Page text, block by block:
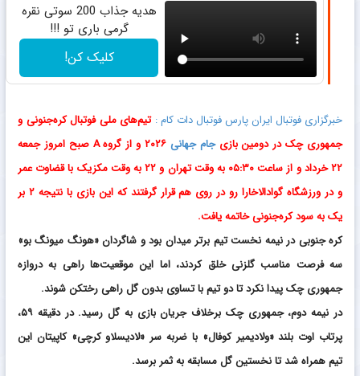
هدیه جذاب 200 سوتی نقره
گرمی باری تو !!!
کلیک کن!
خبرگزاری فوتبال ایران پارس فوتبال دات کام : تیم‌های ملی فوتبال کره‌جنونی و
جمهوری چک در دومین بازیجام جهانی
۲۰۲۶ و از گروه A صبح امروز جمعه
۲۲ خرداد و از ساعت ۰۵:۳۰ به وقت تهران و ۲۲ به وقت مکزیک با قضاوت عمر
و در ورزشگاه گوادالاخارا رو در روی هم قرار گرفتند که این بازی با نتیجه ۲ بر
یک به سود کره‌جنونی خاتمه یافت.
کره جنوبی در نیمه نخست تیم برتر میدان بود و شاگردان «هونگ میونگ بو»
سه فرصت مناسب گلزنی خلق کردند، اما این موقعیت‌ها راهی به دروازه
جمهوری چک پیدا نکرد تا دو تیم با تساوی بدون گل راهی رختکن شوند.
در نیمه دوم، جمهوری چک برخلاف جریان بازی به گل رسید. در دقیقه ۵۹،
پرتاب اوت بلند «ولادیمیر کوفال» با ضربه سر «لادیسلاو کرچی» کاپیتان این
تیم همراه شد تا نخستین گل مسابقه به ثمر برسد.